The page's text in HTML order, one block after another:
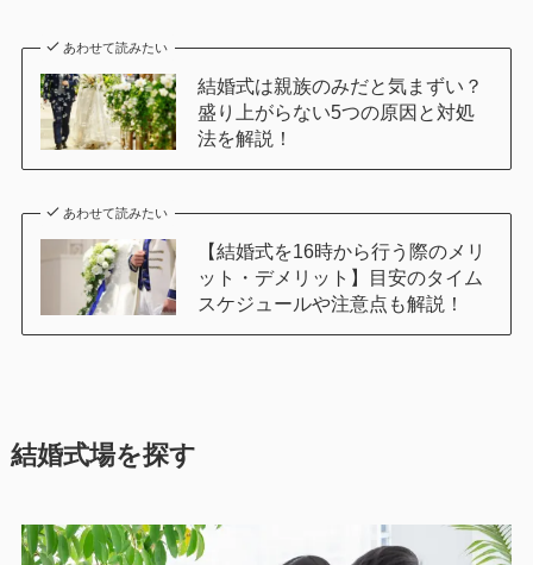
あわせて読みたい
結婚式は親族のみだと気まずい？
盛り上がらない5つの原因と対処
法を解説！
あわせて読みたい
【結婚式を16時から行う際のメリ
ット・デメリット】目安のタイム
スケジュールや注意点も解説！
結婚式場を探す